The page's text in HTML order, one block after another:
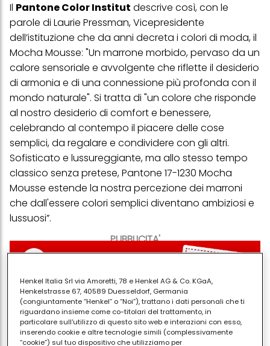
PUBBLICITA'
Il Pantone Color Institut descrive così, con le
parole di Laurie Pressman, Vicepresidente
dell’istituzione che da anni decreta i colori di moda, il
Mocha Mousse: "Un marrone morbido, pervaso da un
calore sensoriale e avvolgente che riflette il desiderio
di armonia e di una connessione più profonda con il
mondo naturale". Si tratta di "un colore che risponde
al nostro desiderio di comfort e benessere,
celebrando al contempo il piacere delle cose
semplici, da regalare e condividere con gli altri.
Sofisticato e lussureggiante, ma allo stesso tempo
classico senza pretese, Pantone 17-1230 Mocha
Mousse estende la nostra percezione dei marroni
che dall'essere colori semplici diventano ambiziosi e
lussuosi”.
Henkel Italia Srl via Amoretti, 78 e Henkel AG & Co. KGaA,
Henkelstrasse 67, 40589 Duesseldorf, Germania
(congiuntamente “Henkel” o “Noi”), trattano i dati personali che ti
riguardano insieme come co-titolari del trattamento, in
particolare sull'utilizzo di questo sito web e interazioni con esso,
inserendo cookie e altre tecnologie simili (complessivamente
“cookie”) sul tuo dispositivo che utilizziamo per